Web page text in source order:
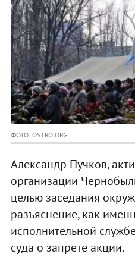
ФОТО: OSTRO.ORG
Александр Пучков,
организации
целью заседания
разъяснение, как
исполнительной
суда о запрете акции.